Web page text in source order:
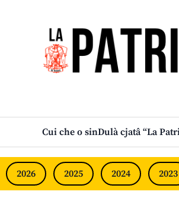
Cui che o sinDulà cjatâ “La
2026 2025 2024 2023